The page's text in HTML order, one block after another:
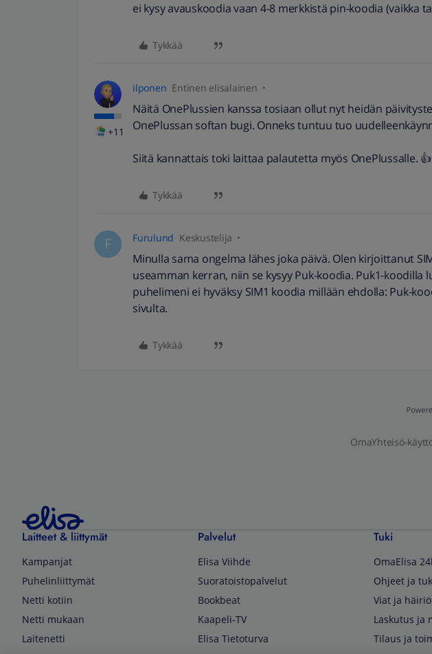
ei kysy avauskoodia vaan 4-8 merkkistä pin-koodia (vaikka
Tykkää
+11
ilponen Entinen elisalainen
Näitä OnePlussien kanssa tosiaan ollut nyt heidän
OnePlussan softan bugi. Onneks tuntuu tuo
Siitä kannattais toki laittaa palautetta myös OnePlussalle. 👍
Tykkää
F Furulund Keskustelija
Minulla sama ongelma lähes joka päivä. Olen kirjoittanut
useamman kerran, niin se kysyy Puk-koodia. Puk1-koodilla
puhelimeni ei hyväksy SIM1 koodia millään ehdolla: Puk-
sivulta.
Tykkää
OmaYhteisö-
Laitteet & liittymät
Kampanjat
Puhelinliittymät
Netti kotiin
Netti mukaan
Laitenetti
Palvelut
Elisa Viihde
Suoratoistopalvelut
Bookbeat
Kaapeli-TV
Elisa Tietoturva
Tuki
OmaElisa
Ohjeet ja
Viat ja
Laskutus ja
Tilaus ja